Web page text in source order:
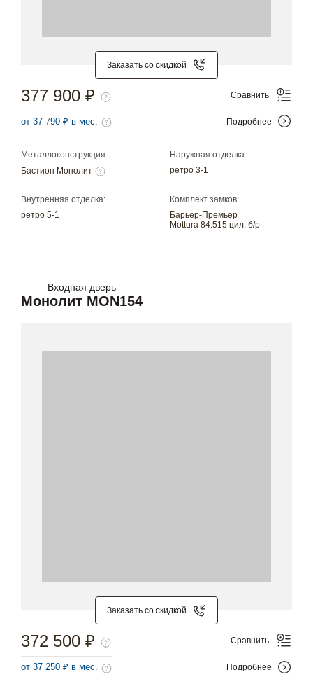
Заказать со скидкой
Металлоконструкция:
Бастион Монолит
Наружная отделка:
ретро 3-1
Внутренняя отделка:
ретро 5-1
Комплект замков:
Барьер-Премьер
Mottura 84.515 цил. б/р
377 900 ₽
от 37 790 ₽ в мес.
Сравнить
Подробнее
Входная дверь
Монолит MON154
Заказать со скидкой
372 500 ₽
от 37 250 ₽ в мес.
Сравнить
Подробнее